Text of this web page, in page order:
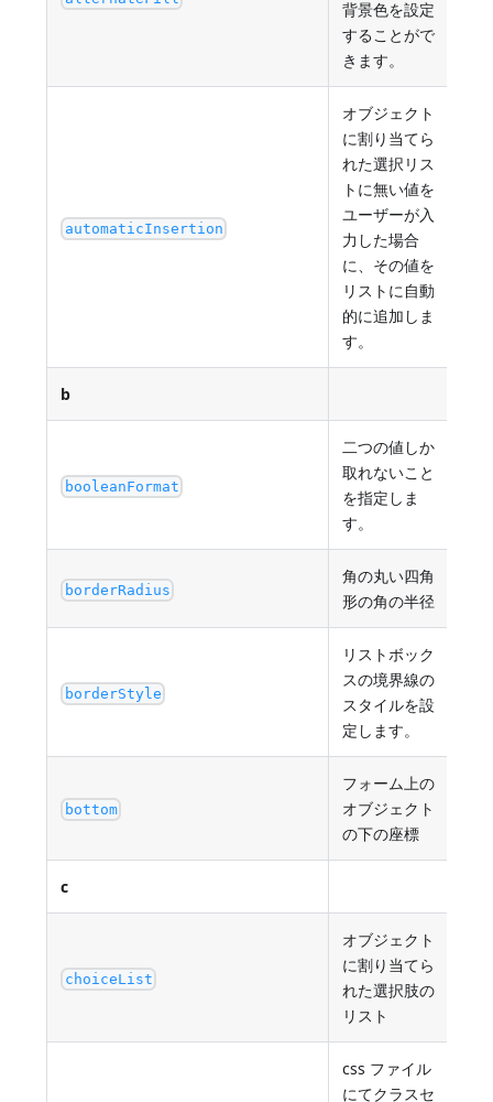
背景色を設定
することがで
きます。
automaticInsertion
オブジェクト
に割り当てら
れた選択リス
トに無い値を
ユーザーが入
力した場合
に、その値を
リストに自動
的に追加しま
す。
b
booleanFormat
二つの値しか
取れないこと
を指定しま
す。
borderRadius
角の丸い四角
形の角の半径
borderStyle
リストボック
スの境界線の
スタイルを設
定します。
bottom
フォーム上の
オブジェクト
の下の座標
c
choiceList
オブジェクト
に割り当てら
れた選択肢の
リスト
css ファイル
にてクラスセ